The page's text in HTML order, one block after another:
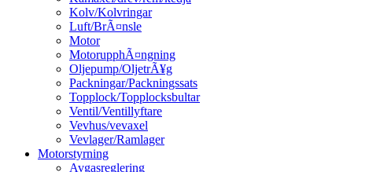
Kolv/Kolvringar
Luft/BrÃ¤nsle
Motor
MotorupphÃ¤ngning
Oljepump/OljetrÃ¥g
Packningar/Packningssats
Topplock/Topplocksbultar
Ventil/Ventillyftare
Vevhus/vevaxel
Vevlager/Ramlager
Motorstyrning
Avgasreglering